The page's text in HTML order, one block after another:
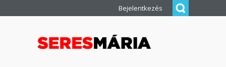
Bejelentkezés